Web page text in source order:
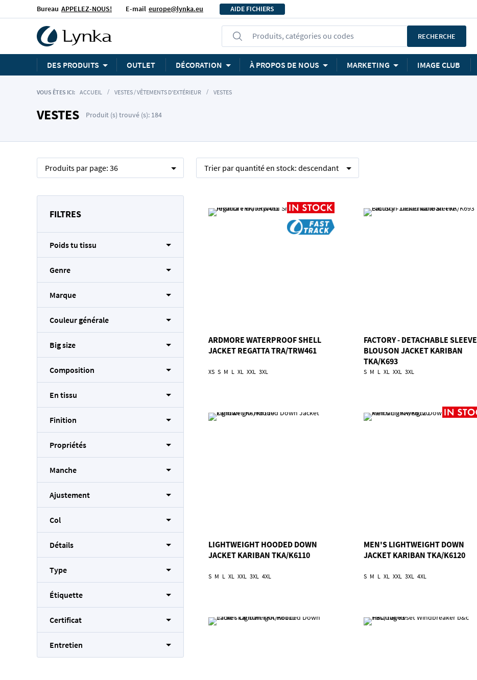
Bureau APPELEZ-NOUS! E-mail europe@lynka.eu AIDE FICHIERS
Produits, catégories ou codes RECHERCHE
DES PRODUITS OUTLET DÉCORATION À PROPOS DE NOUS MARKETING IMAGE CLUB
VOUS ÊTES ICI: ACCUEIL VESTES / VÊTEMENTS D'EXTÉRIEUR VESTES
VESTES Produit (s) trouvé (s): 184
Produits par page: 36 Trier parquantité en stock: descendant
ARDMORE WATERPROOF SHELL
JACKET REGATTA TRA/TRW461
XS S M L XL XXL 3XL
FACTORY - DETACHABLE SLEEVE
BLOUSON JACKET KARIBAN
TKA/K693
S M L XL XXL 3XL
LIGHTWEIGHT HOODED DOWN
JACKET KARIBAN TKA/K6110
S M L XL XXL 3XL 4XL
MEN'S LIGHTWEIGHT DOWN
JACKET KARIBAN TKA/K6120
S M L XL XXL 3XL 4XL
FILTRES
Poids tu tissu
Genre
Marque
Couleur générale
Big size
Composition
En tissu
Finition
Propriétés
Manche
Ajustement
Col
Détails
Type
Étiquette
Certificat
Entretien